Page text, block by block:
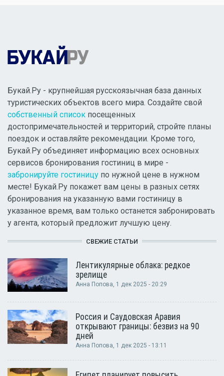
Букай.Ру - крупнейшая русскоязычная база данных
туристических объектов всего мира. Создайте свой
собственный список посещенных
достопримечательностей и территорий, стройте планы
поездок и оставляйте рекомендации. Кроме того,
Букай.Ру объединяет информацию всех основных
сервисов бронирования гостиниц в мире -
забронируйте гостиницу по нужной цене в нужном
месте! Букай.Ру покажет вам цены в разных сетях
бронирования на указанную вами гостиницу в
указанное время, вам только останется забронировать
у агента, который предложит лучшую цену.
СВЕЖИЕ СТАТЬИ
Лентикулярные облака: редкое
зрелище
Анна Попова, 1 дек 2025 - 20:29
Россия и Саудовская Аравия
открывают границы: безвиз на 90
дней
Анна Попова, 1 дек 2025 - 13:11